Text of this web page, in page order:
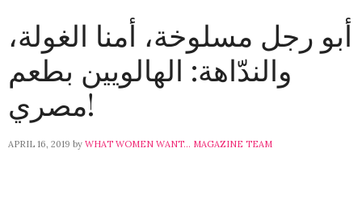
أبو رجل مسلوخة، أمنا الغولة،
والندّاهة: الهالويين بطعم
مصري!
APRIL 16, 2019 by WHAT WOMEN WANT... MAGAZINE TEAM